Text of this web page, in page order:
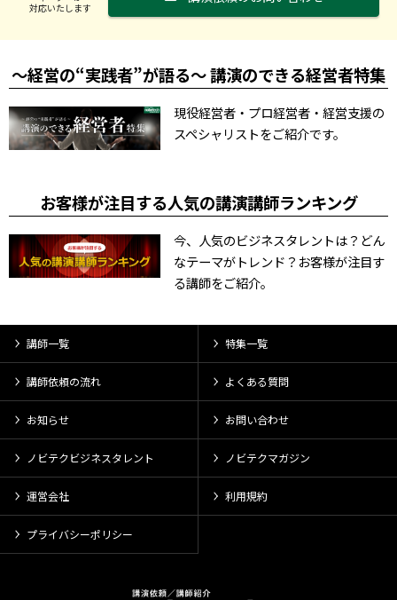
対応いたします
～経営の“実践者”が語る～ 講演のできる経営者特集
現役経営者・プロ経営者・経営支援の
スペシャリストをご紹介です。
お客様が注目する人気の講演講師ランキング
今、人気のビジネスタレントは？どん
なテーマがトレンド？お客様が注目す
る講師をご紹介。
講師一覧 特集一覧
講師依頼の流れ よくある質問
お知らせ お問い合わせ
ノビテクビジネスタレント ノビテクマガジン
運営会社 利用規約
プライバシーポリシー